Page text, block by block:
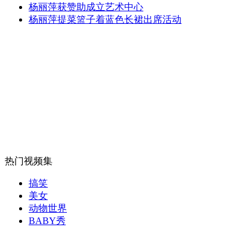
女孩北京地铁殴打老人 痛下狠手拳打脚踢
安徽一实载49人客车翻车
杨丽萍获赞助成立艺术中心
杨丽萍提菜篮子着蓝色长裙出席活动
热门视频集
搞笑
美女
动物世界
BABY秀